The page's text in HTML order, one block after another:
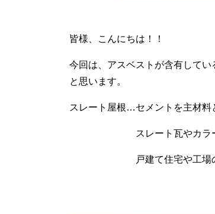
皆様、こんにちは！！
今回は、アスベストが含有して
と思います。
スレート屋根…セメントを主材料
スレート瓦やカラーベ
戸建て住宅や工場の屋根